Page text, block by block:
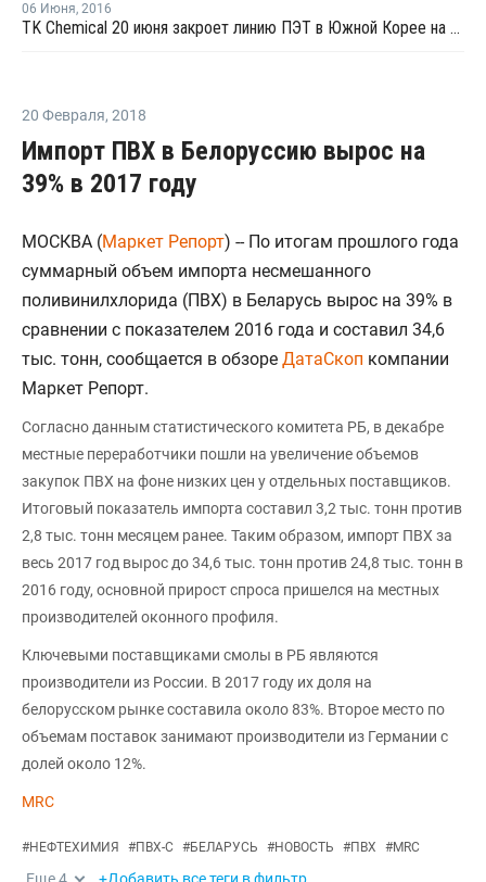
06 Июня, 2016
TK Chemical 20 июня закроет линию ПЭТ в Южной Корее на профилактику
20 Февраля, 2018
Импорт ПВХ в Белоруссию вырос на
39% в 2017 году
МОСКВА (Маркет Репорт) -- По итогам прошлого года
суммарный объем импорта несмешанного
поливинилхлорида (ПВХ) в Беларусь вырос на 39% в
сравнении с показателем 2016 года и составил 34,6
тыс. тонн, сообщается в обзоре ДатаСкоп компании
Маркет Репорт.
Согласно данным статистического комитета РБ, в декабре
местные переработчики пошли на увеличение объемов
закупок ПВХ на фоне низких цен у отдельных поставщиков.
Итоговый показатель импорта составил 3,2 тыс. тонн против
2,8 тыс. тонн месяцем ранее. Таким образом, импорт ПВХ за
весь 2017 год вырос до 34,6 тыс. тонн против 24,8 тыс. тонн в
2016 году, основной прирост спроса пришелся на местных
производителей оконного профиля.
Ключевыми поставщиками смолы в РБ являются
производители из России. В 2017 году их доля на
белорусском рынке составила около 83%. Второе место по
объемам поставок занимают производители из Германии с
долей около 12%.
MRC
#НЕФТЕХИМИЯ #ПВХ-С #БЕЛАРУСЬ #НОВОСТЬ #ПВХ #MRC